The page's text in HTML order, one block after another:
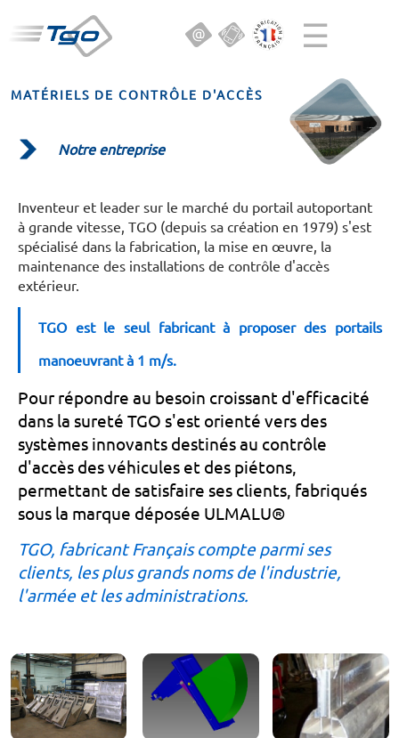
☰
MATÉRIELS DE CONTRÔLE D'ACCÈS
Notre entreprise
Inventeur et leader sur le marché du portail autoportant
à grande vitesse, TGO (depuis sa création en 1979) s'est
spécialisé dans la fabrication, la mise en œuvre, la
maintenance des installations de contrôle d'accès
extérieur.
TGO est le seul fabricant à proposer des portails
manoeuvrant à 1 m/s.
Pour répondre au besoin croissant d'efficacité
dans la sureté TGO s'est orienté vers des
systèmes innovants destinés au contrôle
d'accès des véhicules et des piétons,
permettant de satisfaire ses clients, fabriqués
sous la marque déposée ULMALU®
TGO, fabricant Français compte parmi ses
clients, les plus grands noms de l'industrie,
l'armée et les administrations.